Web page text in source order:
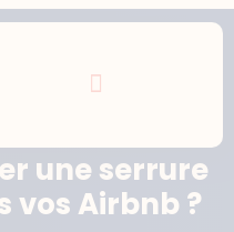
une serrure
vos Airbnb ?